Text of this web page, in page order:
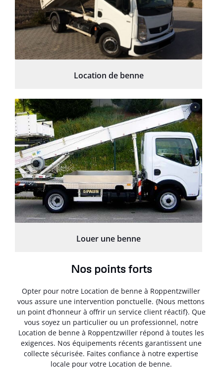
Location de benne
Louer une benne
Nos points forts
Opter pour notre Location de benne à Roppentzwiller
vous assure une intervention ponctuelle. {Nous mettons
un point d’honneur à offrir un service client réactif}. Que
vous soyez un particulier ou un professionnel, notre
Location de benne à Roppentzwiller répond à toutes les
exigences. Nos équipements récents garantissent une
collecte sécurisée. Faites confiance à notre expertise
locale pour votre Location de benne.